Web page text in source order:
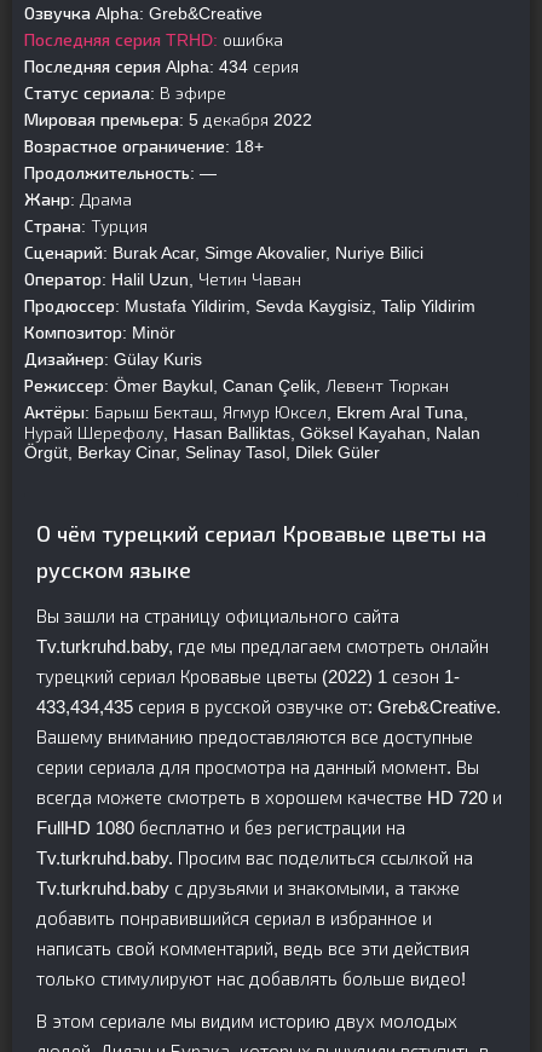
Озвучка Alpha: Greb&Creative
Последняя серия TRHD: ошибка
Последняя серия Alpha: 434 серия
Статус сериала: В эфире
Мировая премьера: 5 декабря 2022
Возрастное ограничение: 18+
Продолжительность: —
Жанр: Драма
Страна: Турция
Сценарий: Burak Acar, Simge Akovalier, Nuriye Bilici
Оператор: Halil Uzun, Четин Чаван
Продюссер: Mustafa Yildirim, Sevda Kaygisiz, Talip Yildirim
Композитор: Minör
Дизайнер: Gülay Kuris
Режиссер: Ömer Baykul, Canan Çelik, Левент Тюркан
Актёры: Барыш Бекташ, Ягмур Юксел, Ekrem Aral Tuna,
Нурай Шерефолу, Hasan Balliktas, Göksel Kayahan, Nalan
Örgüt, Berkay Cinar, Selinay Tasol, Dilek Güler
О чём турецкий сериал Кровавые цветы на
русском языке
Вы зашли на страницу официального сайта
Tv.turkruhd.baby, где мы предлагаем смотреть онлайн
турецкий сериал Кровавые цветы (2022) 1 сезон 1-
433,434,435 серия в русской озвучке от: Greb&Creative.
Вашему вниманию предоставляются все доступные
серии сериала для просмотра на данный момент. Вы
всегда можете смотреть в хорошем качестве HD 720 и
FullHD 1080 бесплатно и без регистрации на
Tv.turkruhd.baby. Просим вас поделиться ссылкой на
Tv.turkruhd.baby с друзьями и знакомыми, а также
добавить понравившийся сериал в избранное и
написать свой комментарий, ведь все эти действия
только стимулируют нас добавлять больше видео!
В этом сериале мы видим историю двух молодых